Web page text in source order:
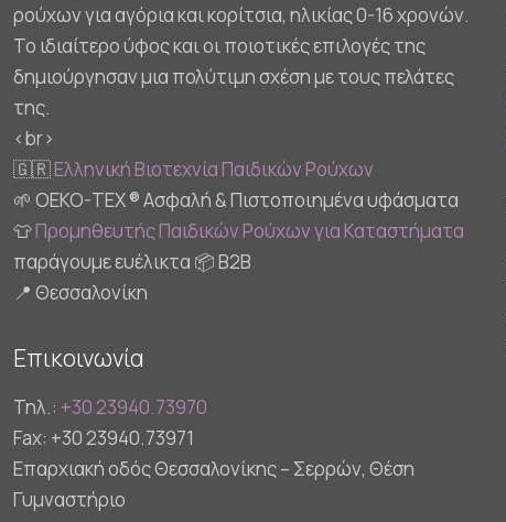
ρούχων για αγόρια και κορίτσια, ηλικίας 0-16 χρονών.
Το ιδιαίτερο ύφος και οι ποιοτικές επιλογές της
δημιούργησαν μια πολύτιμη σχέση με τους πελάτες
της.
<br>
🇬🇷Ελληνική Βιοτεχνία Παιδικών Ρούχων
🌱 OEKO-TEX ® Ασφαλή & Πιστοποιημένα υφάσματα
👕Προμηθευτής Παιδικών Ρούχων για Καταστήματα
παράγουμε ευέλικτα 📦 B2B
📍 Θεσσαλονίκη
Επικοινωνία
Τηλ.: +30 23940.73970
Fax: +30 23940.73971
Επαρχιακή οδός Θεσσαλονίκης – Σερρών, Θέση
Γυμναστήριο